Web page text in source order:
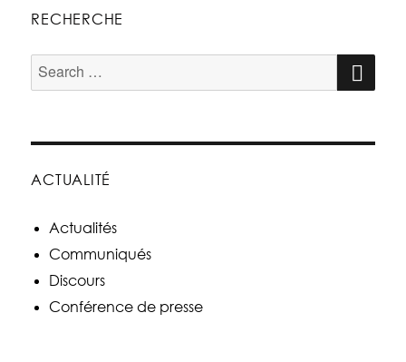
RECHERCHE
ACTUALITÉ
Actualités
Communiqués
Discours
Conférence de presse